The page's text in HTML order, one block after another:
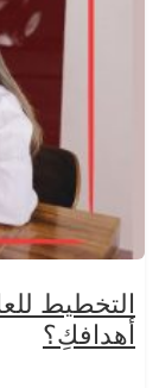
أهدافكِ؟